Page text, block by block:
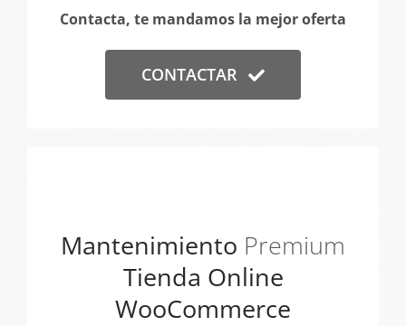
Contacta, te mandamos la mejor oferta
CONTACTAR
Mantenimiento Premium
Tienda Online
WooCommerce